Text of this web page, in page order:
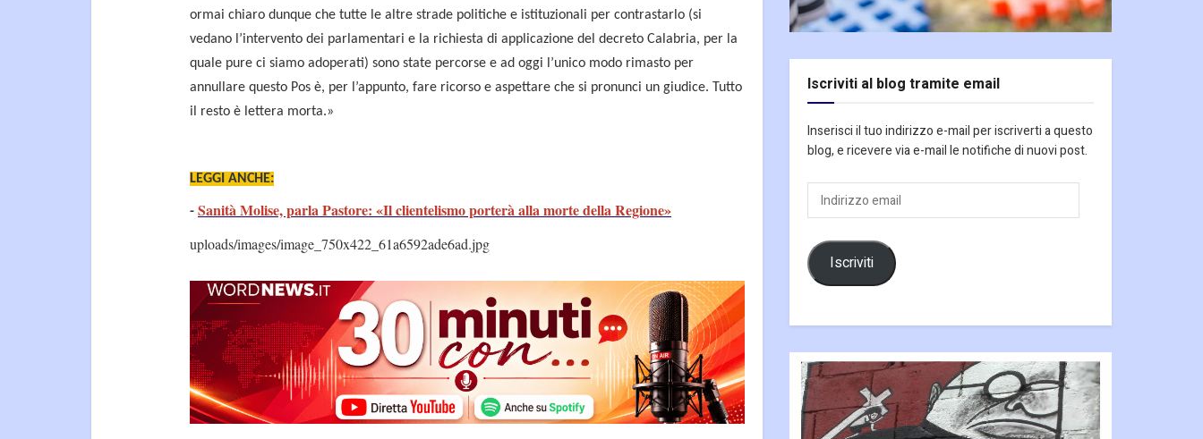
ormai chiaro dunque che tutte le altre strade politiche e istituzionali per contrastarlo (si
vedano l’intervento dei parlamentari e la richiesta di applicazione del decreto Calabria, per la
quale pure ci siamo adoperati) sono state percorse e ad oggi l’unico modo rimasto per
annullare questo Pos è, per l’appunto, fare ricorso e aspettare che si pronunci un giudice. Tutto
il resto è lettera morta.»
LEGGI ANCHE:
- Sanità Molise, parla Pastore: «Il clientelismo porterà alla morte della Regione»
uploads/images/image_750x422_61a6592ade6ad.jpg
Iscriviti al blog tramite email
Inserisci il tuo indirizzo e-mail per iscriverti a questo
blog, e ricevere via e-mail le notifiche di nuovi post.
Indirizzo
email
Iscriviti